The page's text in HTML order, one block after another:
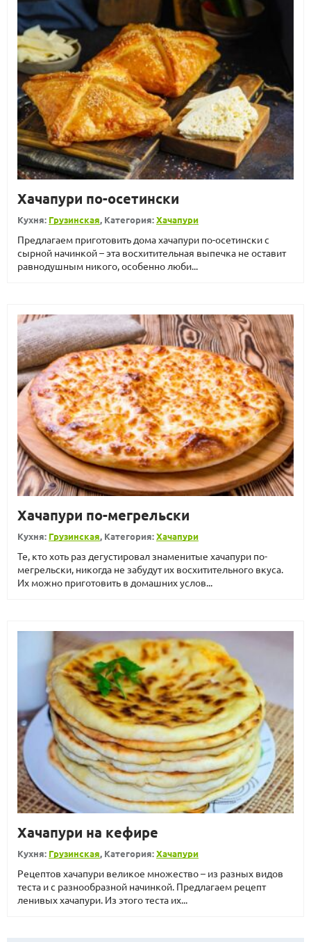
Хачапури по-осетински
Кухня: Грузинская, Категория:Хачапури
Предлагаем приготовить дома хачапури по-осетински с
сырной начинкой – эта восхитительная выпечка не оставит
равнодушным никого, особенно люби...
Хачапури по-мегрельски
Кухня: Грузинская, Категория:Хачапури
Те, кто хоть раз дегустировал знаменитые хачапури по-
мегрельски, никогда не забудут их восхитительного вкуса.
Их можно приготовить в домашних услов...
Хачапури на кефире
Кухня: Грузинская, Категория:Хачапури
Рецептов хачапури великое множество – из разных видов
теста и с разнообразной начинкой. Предлагаем рецепт
ленивых хачапури. Из этого теста их...